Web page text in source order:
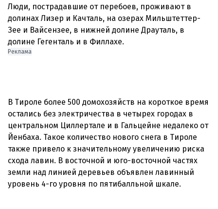
Люди, пострадавшие от перебоев, проживают в
долинах Лизер и Качталь, на озерах Мильштеттер-
Зее и Вайсензее, в нижней долине Драуталь, в
Реклама
В Тироле более 500 домохозяйств на короткое время
остались без электричества в четырех городах в
центральном Циллертале и в Гальцейне недалеко от
Йенбаха. Такое количество нового снега в Тироле
также привело к значительному увеличению риска
схода лавин. В восточной и юго-восточной частях
земли над линией деревьев объявлен лавинный
уровень 4-го уровня по пятибалльной шкале.